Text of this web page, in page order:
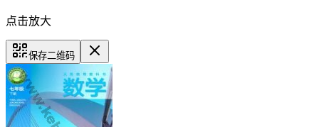
点击放大
保存二维码